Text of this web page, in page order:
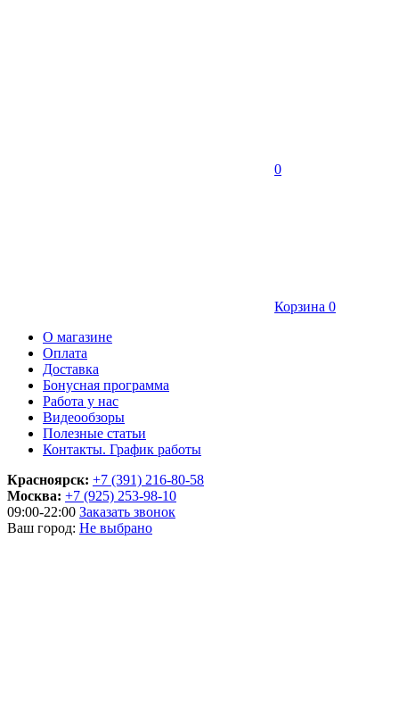
0
Корзина 0
О магазине
Оплата
Доставка
Бонусная программа
Работа у нас
Видеообзоры
Полезные статьи
Контакты. График работы
Красноярск: +7 (391) 216-80-58
Москва: +7 (925) 253-98-10
09:00-22:00 Заказать звонок
Ваш город: Не выбрано